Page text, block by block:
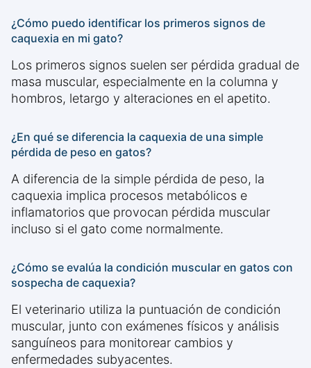
¿Cómo puedo identificar los primeros signos de
caquexia en mi gato?
Los primeros signos suelen ser pérdida gradual de
masa muscular, especialmente en la columna y
hombros, letargo y alteraciones en el apetito.
¿En qué se diferencia la caquexia de una simple
pérdida de peso en gatos?
A diferencia de la simple pérdida de peso, la
caquexia implica procesos metabólicos e
inflamatorios que provocan pérdida muscular
incluso si el gato come normalmente.
¿Cómo se evalúa la condición muscular en gatos con
sospecha de caquexia?
El veterinario utiliza la puntuación de condición
muscular, junto con exámenes físicos y análisis
sanguíneos para monitorear cambios y
enfermedades subyacentes.